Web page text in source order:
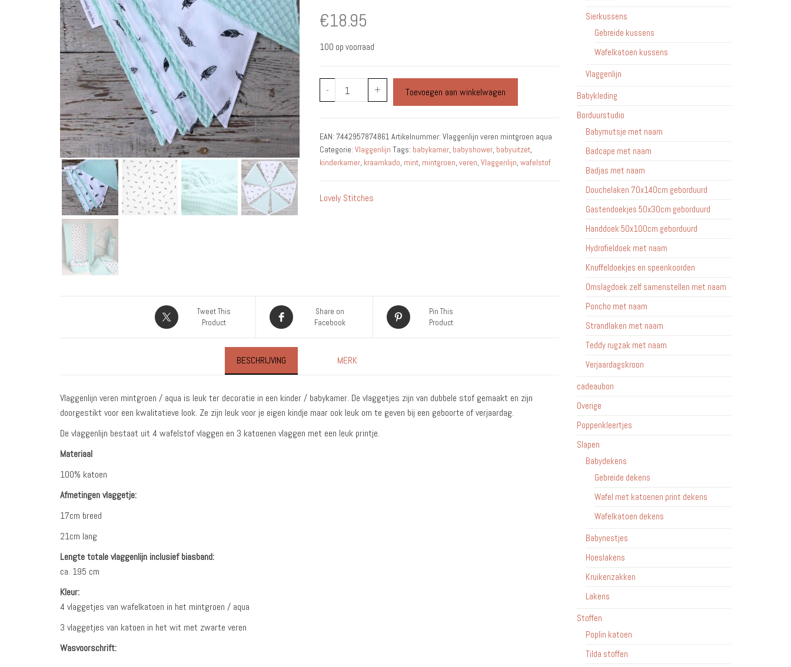
€18.95
100 op voorraad
-
Vlaggenlijn
veren
aqua
aantal
+ Toevoegen aan winkelwagen
EAN: 7442957874861Artikelnummer: Vlaggenlijn veren mintgroen aqua
Categorie: Vlaggenlijn Tags: babykamer, babyshower, babyuitzet,
kinderkamer, kraamkado, mint, mintgroen, veren, Vlaggenlijn, wafelstof
Lovely Stitches
Tweet This
Product
Share on
Facebook
Pin This
Product
BESCHRIJVING MERK
Vlaggenlijn veren mintgroen / aqua is leuk ter decoratie in een kinder / babykamer. De vlaggetjes zijn van dubbele stof gemaakt en zijn
doorgestikt voor een kwalitatieve look. Ze zijn leuk voor je eigen kindje maar ook leuk om te geven bij een geboorte of verjaardag.
De vlaggenlijn bestaat uit 4 wafelstof vlaggen en 3 katoenen vlaggen met een leuk printje.
Materiaal
100% katoen
Afmetingen vlaggetje:
17cm breed
21cm lang
Lengte totale vlaggenlijn inclusief biasband:
ca. 195 cm
Kleur:
4 vlaggetjes van wafelkatoen in het mintgroen / aqua
3 vlaggetjes van katoen in het wit met zwarte veren
Wasvoorschrift:
Sierkussens
Gebreide kussens
Wafelkatoen kussens
Vlaggenlijn
Babykleding
Borduurstudio
Babymutsje met naam
Badcape met naam
Badjas met naam
Douchelaken 70x140cm geborduurd
Gastendoekjes 50x30cm geborduurd
Handdoek 50x100cm geborduurd
Hydrofieldoek met naam
Knuffeldoekjes en speenkoorden
Omslagdoek zelf samenstellen met naam
Poncho met naam
Strandlaken met naam
Teddy rugzak met naam
Verjaardagskroon
cadeaubon
Overige
Poppenkleertjes
Slapen
Babydekens
Gebreide dekens
Wafel met katoenen print dekens
Wafelkatoen dekens
Babynestjes
Hoeslakens
Kruikenzakken
Lakens
Stoffen
Poplin katoen
Tilda stoffen